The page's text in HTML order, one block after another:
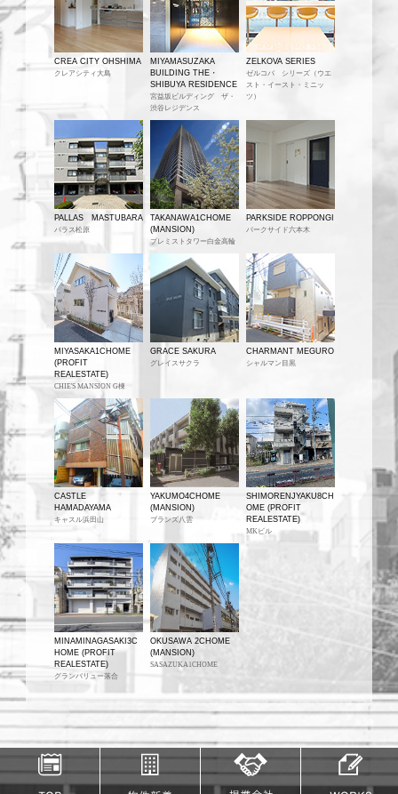
CREA CITY OHSHIMA
クレアシティ大島
MIYAMASUZAKA
BUILDING THE・
SHIBUYA RESIDENCE
宮益坂ビルディング ザ・
渋谷レジデンス
ZELKOVA SERIES
ゼルコバ シリーズ（ウエ
スト・イースト・ミニッ
ツ）
PALLAS MASTUBARA
パラス松原
TAKANAWA1CHOME
(MANSION)
プレミストタワー白金高輪
PARKSIDE ROPPONGI
パークサイド六本木
MIYASAKA1CHOME
(PROFIT
REALESTATE)
CHIE'S MANSION G棟
GRACE SAKURA
グレイスサクラ
CHARMANT MEGURO
シャルマン目黒
CASTLE
HAMADAYAMA
キャスル浜田山
YAKUMO4CHOME
(MANSION)
ブランズ八雲
SHIMORENJYAKU8CH
OME (PROFIT
REALESTATE)
MKビル
MINAMINAGASAKI3C
HOME (PROFIT
REALESTATE)
グランバリュー落合
OKUSAWA 2CHOME
(MANSION)
SASAZUKA1CHOME